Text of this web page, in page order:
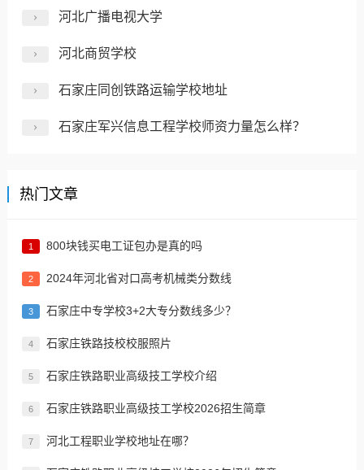
河北广播电视大学
河北商贸学校
石家庄同创铁路运输学校地址
石家庄军兴信息工程学校师资力量怎么样？
热门文章
1 800块钱买电工证包办是真的吗
2 2024年河北省对口高考机械类分数线
3 ​石家庄中专学校3+2大专分数线多少？
4 石家庄铁路技校校服照片
5 石家庄铁路职业高级技工学校介绍
6 石家庄铁路职业高级技工学校2026招生简章
7 河北工程职业学校地址在哪？